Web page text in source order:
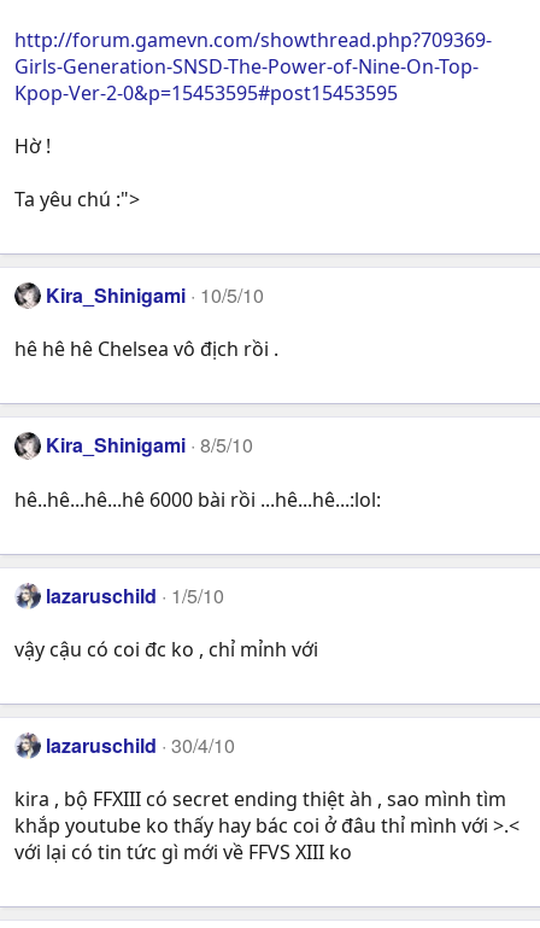
http://forum.gamevn.com/showthread.php?709369-
Girls-Generation-SNSD-The-Power-of-Nine-On-Top-
Kpop-Ver-2-0&p=15453595#post15453595
Hờ !
Ta yêu chú :">
Kira_Shinigami 10/5/10
hê hê hê Chelsea vô địch rồi .
Kira_Shinigami 8/5/10
hê..hê...hê...hê 6000 bài rồi ...hê...hê...:lol:
lazaruschild 1/5/10
vậy cậu có coi đc ko , chỉ mỉnh với
lazaruschild 30/4/10
kira , bộ FFXIII có secret ending thiệt àh , sao mình tìm
khắp youtube ko thấy hay bác coi ở đâu thỉ mình với >.<
với lại có tin tức gì mới về FFVS XIII ko